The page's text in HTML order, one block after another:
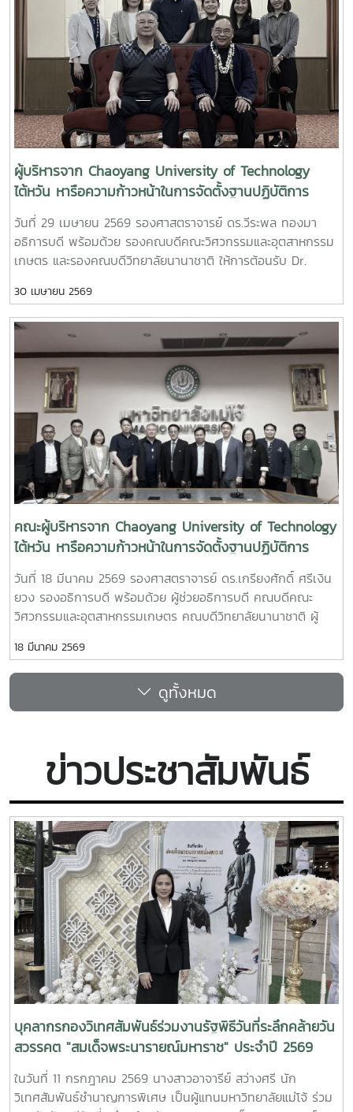
ประเทศ กระทรวงการต่างประเทศ เข้าร่วมพิธีเปิดการฝึกอบรมฯ
พร้อมปฐมนิเทศ และชี้แจงกฎระเบียบการรับทุน การฝึกอบรมฯ
ครั้งนี้ มีผู้รับทุนรัฐบาลไทยจากสาธารณรัฐประชาธิปไตยประชาชน
ลาว เข้าร่วมการฝึกอบรม ทั้งสิ้น 20 ราย ในระหว่างวันที่ 18
พฤษภาคม -? 18 มิถุนายน 2569 ณ คณะศิลปศาสตร์
มหาวิทยาลัยแม่โจ้ จังหวัดเชียงใหม่ ทั้งนี้ ภายหลังเสร็จสิ้นการฝึก
อบรมเตรียมความพร้อมฯ ผู้รับทุนจะเข้าศึกษาต่อในมหาวิทยาลัย
ของแต่ละบุคคลต่อไป
ผู้บริหารจาก Chaoyang University of Technology
ไต้หวัน หารือความก้าวหน้าในการจัดตั้งฐานปฏิบัติการ
International Talent Circulation Base (INTECT Base)
ณ มหาวิทยาลัยแม่โจ้ จังหวัดเชียงใหม่
วันที่ 29 เมษายน 2569 รองศาสตราจารย์ ดร.วีระพล ทองมา
อธิการบดี พร้อมด้วย รองคณบดีคณะวิศวกรรมและอุตสาหกรรม
เกษตร และรองคณบดีวิทยาลัยนานาชาติ ให้การต้อนรับ Dr.
Chaoyang University of Technology ไต้หวัน ในโอกาสเยือน
มหาวิทยาลัยแม่โจ้เพื่อหารือความก้าวหน้าในการจัดตั้งฐานปฏิบัติ
การ International Talent Circulation Base (INTECT Base)
ณ มหาวิทยาลัยแม่โจ้ จังหวัดเชียงใหม่ ในโอกาสนี้ ได้เยี่ยมชมห้อง
สำนักงาน อาคารช่วงเกษตรศิลป์ เพื่อใช้เป็นสำนักงาน INTECT
Base มหาวิทยาลัยแม่โจ้ พร้อมกับดูสถานที่ศูนย์กีฬาทศมินทรบ
พิตร เพื่อใช้ในการจัดนิทรรศการการศึกษา
30 เมษายน 2569
คณะผู้บริหารจาก Chaoyang University of Technology
ไต้หวัน หารือความก้าวหน้าในการจัดตั้งฐานปฏิบัติการ
International Talent Circulation Base (INTECT Base)
วันที่ 18 มีนาคม 2569 รองศาสตราจารย์ ดร.เกรียงศักดิ์ ศรีเงิน
ยวง รองอธิการบดี พร้อมด้วย ผู้ช่วยอธิการบดี คณบดีคณะ
วิศวกรรมและอุตสาหกรรมเกษตร คณบดีวิทยาลัยนานาชาติ ผู้
วิทยาลัยนานาชาติ ให้การต้อนรับ Dr. Wen-Goang Yang รอง
อธิการบดี พร้อมผู้บริหารจาก Chaoyang University of
Technology ไต้หวัน ในโอกาสเยือนมหาวิทยาลัยแม่โจ้เพื่อหารือ
ความก้าวหน้าในการจัดตั้งฐานปฏิบัติการ International Talent
จังหวัดเชียงใหม่ INTECT Base เป็นหน่วยงานที่จัดตั้งขึ้นโดย
กระทรวงศึกษาธิการไต้หวัน (MOE) เพื่อเป็นหน่วยงานในการขับ
เคลื่อน โครงการ International Industrial Talents
Education Special Program (INTENSE Program) ซึ่งเป็น
โครงการความร่วมมือพิเศษระหว่างกระทรวงศึกษาธิการไต้หวัน
(MOE) ร่วมกับภาคอุตสาหกรรมและมหาวิทยาลัยชั้นนำในไต้หวัน
เพื่อดึงดูดผู้มีความสามารถจากนานาชาติให้ไปศึกษาต่อและสร้าง
โอกาสในการทำงานในไต้หวัน หลังจากสำเร็จการศึกษา
18 มีนาคม 2569
ดูทั้งหมด
ข่าวประชาสัมพันธ์
บุคลากรกองวิเทศสัมพันธ์ร่วมงานรัฐพิธีวันที่ระลึกคล้ายวัน
สวรรคต "สมเด็จพระนารายณ์มหาราช" ประจำปี 2569
ในวันที่ 11 กรกฎาคม 2569 นางสาวอาจารีย์ สว่างศรี นัก
วิเทศสัมพันธ์ชำนาญการพิเศษ เป็นผู้แทนมหาวิทยาลัยแม่โจ้ ร่วม